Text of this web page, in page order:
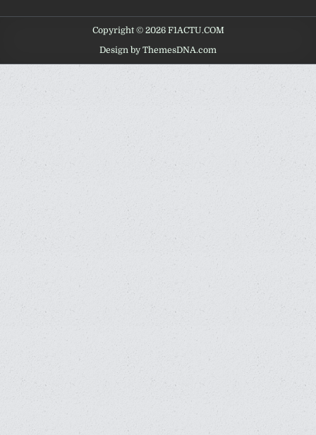
Copyright © 2026 F1ACTU.COM
Design by ThemesDNA.com